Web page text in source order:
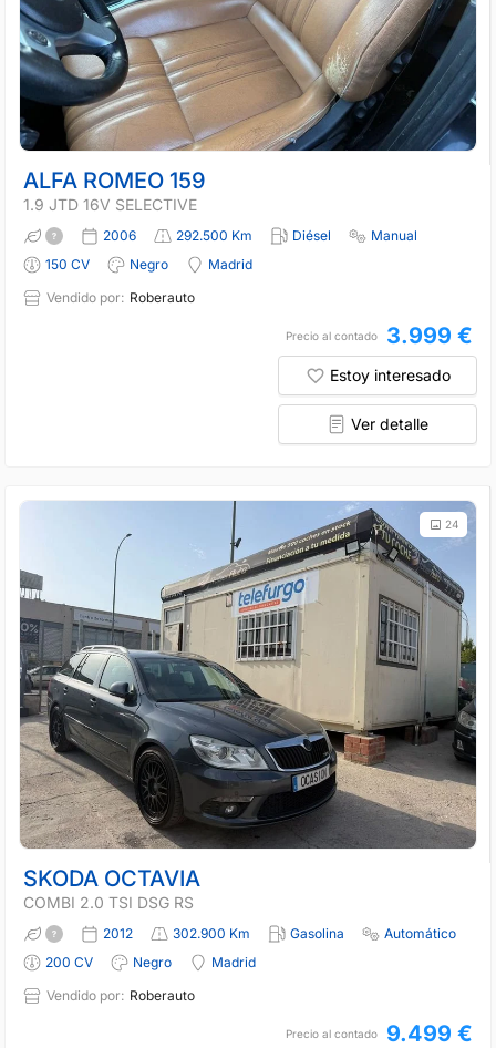
ALFA ROMEO 159
1.9 JTD 16V SELECTIVE
2006 292.500 Km Diésel
Manual
150 CV
Negro
Madrid
Vendido por: Roberauto
Precio al contado 3.999 €
Estoy interesado
Ver detalle
24
SKODA OCTAVIA
COMBI 2.0 TSI DSG RS
2012 302.900 Km Gasolina
Automático
200 CV
Negro
Madrid
Vendido por: Roberauto
Precio al contado 9.499 €